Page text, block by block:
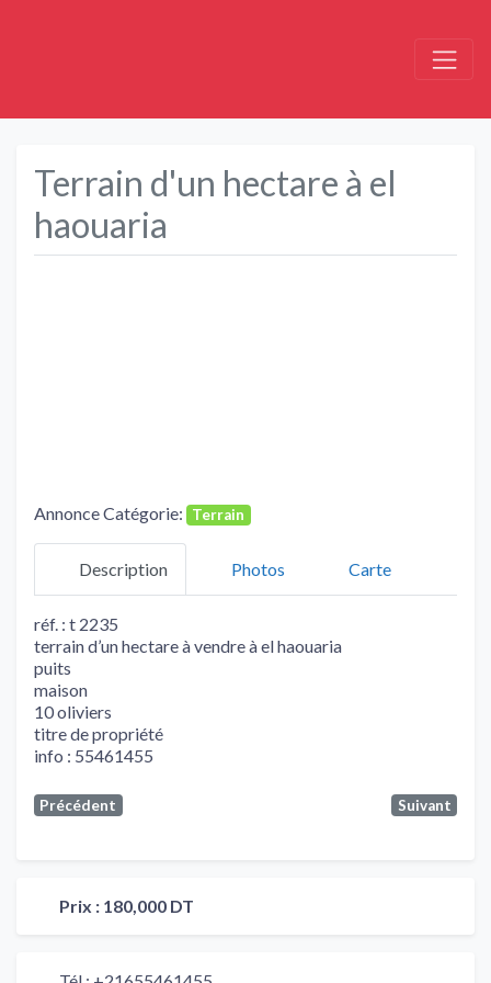
Terrain d'un hectare à el
haouaria
Annonce Catégorie: Terrain
Description Photos Carte
réf. : t 2235
terrain d’un hectare à vendre à el haouaria
puits
maison
10 oliviers
titre de propriété
info : 55461455
Précédent Suivant
Prix : 180,000 DT